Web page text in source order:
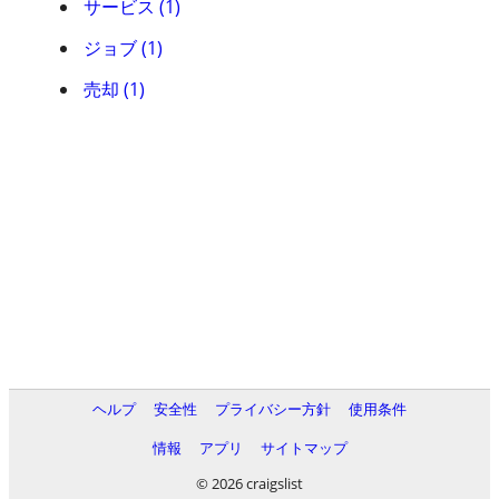
サービス (1)
ジョブ (1)
売却 (1)
ヘルプ 安全性 プライバシー方針
使用条件
情報
アプリ
サイトマップ
© 2026 craigslist